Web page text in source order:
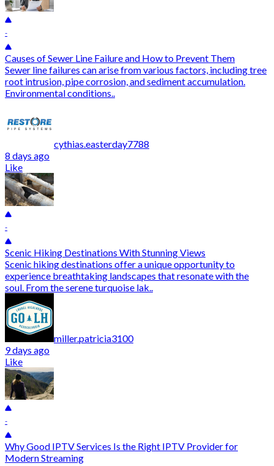
-
Causes of Sewer Line Failure and How to Prevent Them
Sewer line failures can arise from various factors, including tree
root intrusion, pipe corrosion, and sediment accumulation.
Environmental conditions..
cythias.easterday7788
8 days ago
Like
-
Scenic Hiking Destinations With Stunning Views
Scenic hiking destinations offer a unique opportunity to
experience breathtaking landscapes that resonate with the
soul. From the serene turquoise lak..
miller.patricia3100
9 days ago
Like
-
Why Good IPTV Services Is the Right IPTV Provider for
Modern Streaming